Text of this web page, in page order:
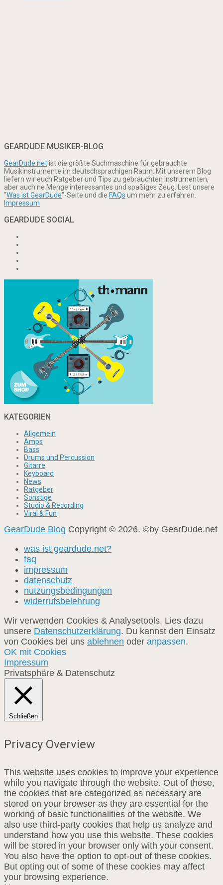
GEARDUDE MUSIKER-BLOG
GearDude.netist die größte Suchmaschine für gebrauchte
Musikinstrumente im deutschsprachigen Raum. Mit unserem Blog
liefern wir euch Ratgeber und Tips zu gebrauchten Instrumenten,
aber auch ne Menge interessantes und spaßiges Zeug. Lest unsere
"Was ist GearDude"-Seite und die FAQs um mehr zu erfahren.
Impressum
GEARDUDE SOCIAL
KATEGORIEN
Allgemein
Amps
Bass
Drums und Percussion
Gitarre
Keyboard
News
Ratgeber
Sonstige
Studio & Recording
Viral & Fun
GearDude Blog Copyright © 2026. ©by GearDude.net
was ist geardude.net?
faq
impressum
datenschutz
nutzungsbedingungen
widerrufsbelehrung
Wir verwenden Cookies & Analysetools. Lies dazu
unsere Datenschutzerklärung. Du kannst den Einsatz
von Cookies bei uns ablehnen oder anpassen.
OK mit Cookies
Impressum
Privatsphäre & Datenschutz
Schließen
Privacy Overview
This website uses cookies to improve your experience
while you navigate through the website. Out of these,
the cookies that are categorized as necessary are
stored on your browser as they are essential for the
working of basic functionalities of the website. We
also use third-party cookies that help us analyze and
understand how you use this website. These cookies
will be stored in your browser only with your consent.
You also have the option to opt-out of these cookies.
But opting out of some of these cookies may affect
your browsing experience.